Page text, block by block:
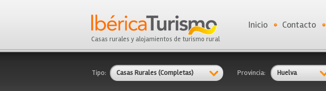
Casas rurales y alojamientos de turismo rural
Inicio Contacto
Tipo: Casas Rurales (Completas) Provincia: Huelva